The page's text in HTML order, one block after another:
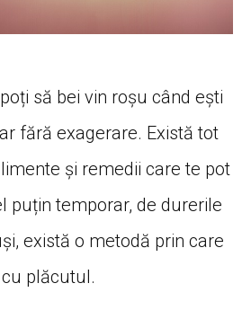
să bei vin roșu când ești
fără exagerare. Există tot
și remedii care te pot
puțin temporar, de durerile
există o metodă prin care
plăcutul.